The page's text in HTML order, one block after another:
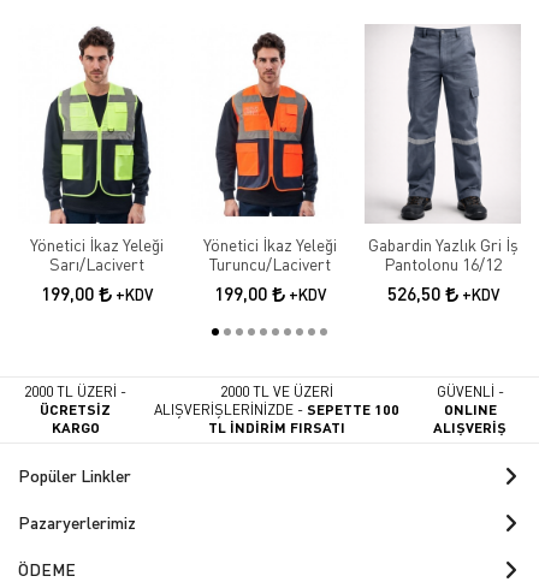
Yönetici İkaz Yeleği
Sarı/Lacivert
199,00 +KDV
Yönetici İkaz Yeleği
Turuncu/Lacivert
199,00 +KDV
Gabardin Yazlık Gri İş
Pantolonu 16/12
526,50 +KDV
2000 TL ÜZERİ -
ÜCRETSİZ
KARGO
2000 TL VE ÜZERİ
ALIŞVERİŞLERİNİZDE -SEPETTE 100
TL İNDİRİM FIRSATI
GÜVENLİ -
ONLINE
ALIŞVERİŞ
Popüler Linkler
Pazaryerlerimiz
ÖDEME